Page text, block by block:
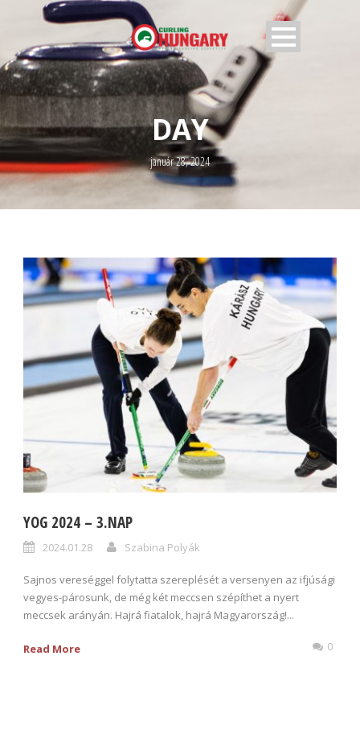
DAY
január 28, 2024
YOG 2024 – 3.NAP
2024.01.28 Szabina Polyák
Sajnos vereséggel folytatta szereplését a versenyen az ifjúsági
vegyes-párosunk, de még két meccsen szépíthet a nyert
meccsek arányán. Hajrá fiatalok, hajrá Magyarország!...
Read More 0